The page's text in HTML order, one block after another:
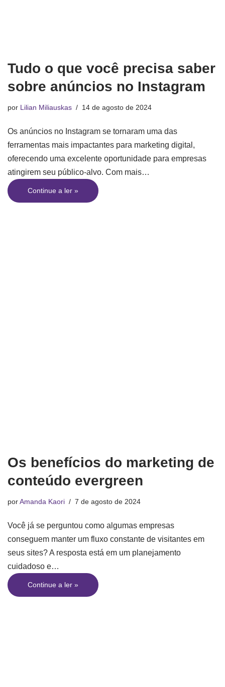
Tudo o que você precisa saber
sobre anúncios no Instagram
por Lilian Miliauskas 14 de agosto de 2024
Os anúncios no Instagram se tornaram uma das
ferramentas mais impactantes para marketing digital,
oferecendo uma excelente oportunidade para empresas
atingirem seu público-alvo. Com mais…
Continue a ler »
Os benefícios do marketing de
conteúdo evergreen
porAmanda Kaori 7 de agosto de 2024
Você já se perguntou como algumas empresas
conseguem manter um fluxo constante de visitantes em
seus sites? A resposta está em um planejamento
cuidadoso e…
Continue a ler »